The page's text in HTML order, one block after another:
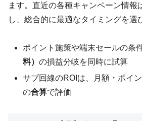
ます。直近の各種キャンペーン情報
し、総合的に最適なタイミングを選
ポイント施策や端末セールの条
料）の損益分岐を同時に試算
サブ回線のROIは、月額・ポイ
の合算で評価